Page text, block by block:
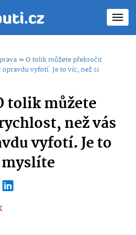
»O tolik můžete překročit
vyfotí. Je to víc, než si
tolik můžete
než vás
vyfotí. Je to